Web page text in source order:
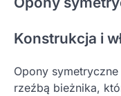
Konstrukcja i
Opony
rzeźbą bieżnika,